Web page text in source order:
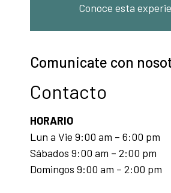
Conoce esta
Comunicate con
Contacto
HORARIO
Lun a Vie 9:00 am – 6:00 pm
Sábados 9:00 am – 2:00 pm
Domingos 9:00 am – 2:00 pm